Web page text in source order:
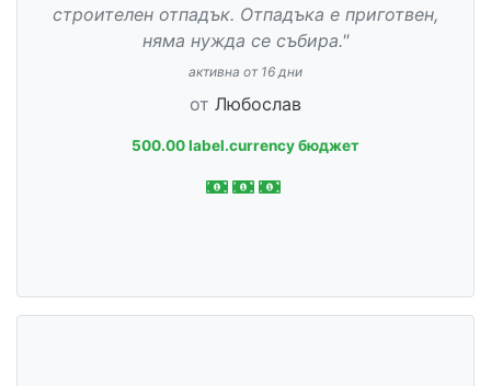
строителен отпадък. Отпадъка е приготвен,
няма нужда се събира."
активна от 16 дни
от Любослав
500.00 label.currency бюджет